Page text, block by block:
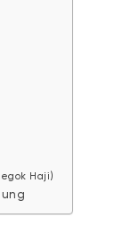
Haji)